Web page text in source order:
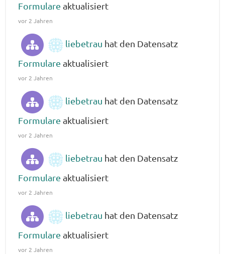
Formulare aktualisiert
vor 2 Jahren
liebetrau hat den Datensatz
Formulare aktualisiert
vor 2 Jahren
liebetrau hat den Datensatz
Formulare aktualisiert
vor 2 Jahren
liebetrau hat den Datensatz
Formulare aktualisiert
vor 2 Jahren
liebetrau hat den Datensatz
Formulare aktualisiert
vor 2 Jahren